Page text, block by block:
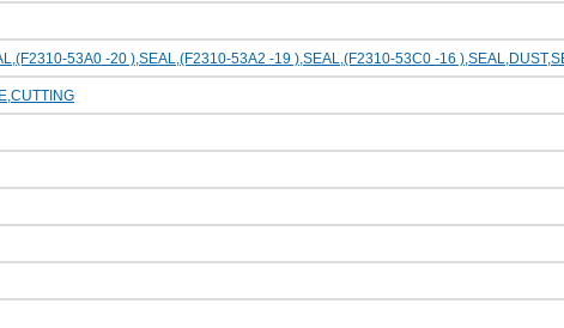
53A0 -20 ),SEAL,(F2310-53A2 -19 ),SEAL,(F2310-53C0 -16